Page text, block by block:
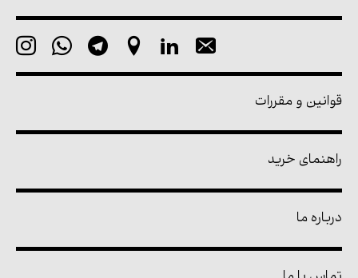
قوانین و مقررات
راهنمای خرید
درباره ما